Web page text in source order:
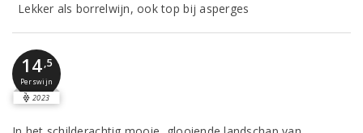
Lekker als borrelwijn, ook top bij asperges
14,5
Perswijn
2023